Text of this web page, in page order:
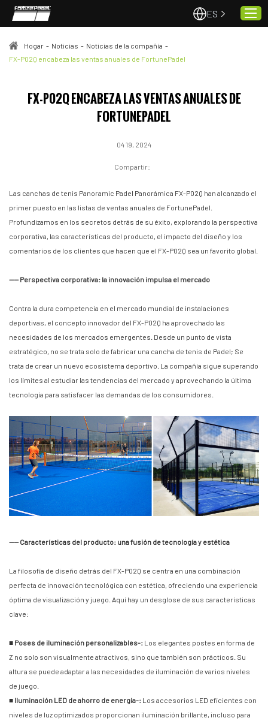
Pistas de pádel
Proyectos
Contacto
ES
Hogar - Noticias - Noticias de la compañía -
FX-P02Q encabeza las ventas anuales de FortunePadel
FX-P02Q ENCABEZA LAS VENTAS ANUALES DE
FORTUNEPADEL
04 19, 2024
Compartir:
Las canchas de tenis Panoramic Padel Panorámica FX-P02Q han alcanzado el
primer puesto en las listas de ventas anuales de FortunePadel.
Profundizamos en los secretos detrás de su éxito, explorando la perspectiva
corporativa, las características del producto, el impacto del diseño y los
comentarios de los clientes que hacen que el FX-P02Q sea un favorito global.
—— Perspectiva corporativa: la innovación impulsa el mercado
Contra la dura competencia en el mercado mundial de instalaciones
deportivas, el concepto innovador del FX-P02Q ha aprovechado las
necesidades de los mercados emergentes. Desde un punto de vista
estratégico, no se trata solo de fabricar una cancha de tenis de Padel; Se
trata de crear un nuevo ecosistema deportivo. La compañía sigue superando
los límites al estudiar las tendencias del mercado y aprovechando la última
tecnología para satisfacer las demandas de los consumidores.
—— Características del producto: una fusión de tecnología y estética
La filosofía de diseño detrás del FX-P02Q se centra en una combinación
perfecta de innovación tecnológica con estética, ofreciendo una experiencia
óptima de visualización y juego. Aquí hay un desglose de sus características
clave:
■ Poses de iluminación personalizables-: Los elegantes postes en forma de
Z no solo son visualmente atractivos, sino que también son prácticos. Su
altura se puede adaptar a las necesidades de iluminación de varios niveles
de juego.
■ Iluminación LED de ahorro de energía-: Los accesorios LED eficientes con
niveles de luz optimizados proporcionan iluminación brillante, incluso para